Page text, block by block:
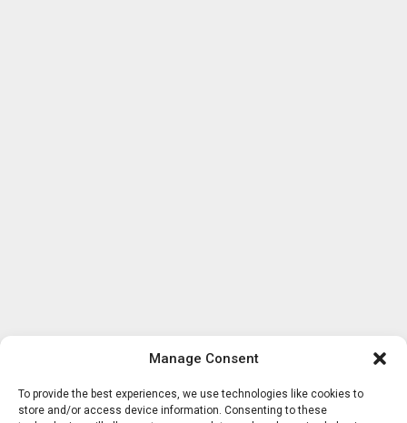
Manage Consent
To provide the best experiences, we use technologies like cookies to
store and/or access device information. Consenting to these